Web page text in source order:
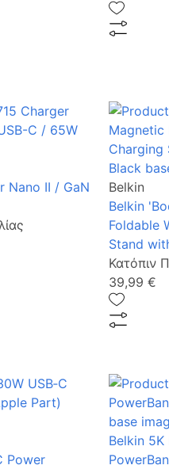
Nano II / GaN
Belkin
Belkin
Foldable
Stand
Κατόπιν
39,99 €
Power
Belkin